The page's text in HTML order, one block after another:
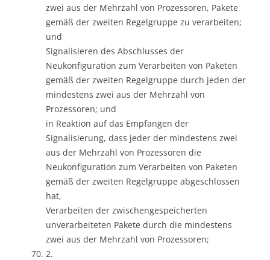
zwei aus der Mehrzahl von Prozessoren, Pakete
gemäß der zweiten Regelgruppe zu verarbeiten;
und
Signalisieren des Abschlusses der
Neukonfiguration zum Verarbeiten von Paketen
gemäß der zweiten Regelgruppe durch jeden der
mindestens zwei aus der Mehrzahl von
Prozessoren; und
in Reaktion auf das Empfangen der
Signalisierung, dass jeder der mindestens zwei
aus der Mehrzahl von Prozessoren die
Neukonfiguration zum Verarbeiten von Paketen
gemäß der zweiten Regelgruppe abgeschlossen
hat,
Verarbeiten der zwischengespeicherten
unverarbeiteten Pakete durch die mindestens
zwei aus der Mehrzahl von Prozessoren;
2.